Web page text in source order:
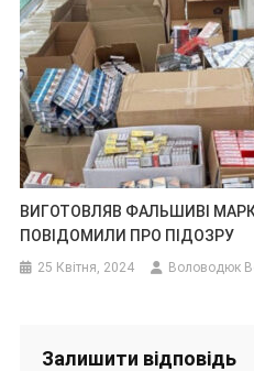
ВИГОТОВЛЯВ ФАЛЬШИВІ
ПОВІДОМИЛИ ПРО ПІДОЗРУ
25 Квітня, 2024 Воловодюк
Залишити відповідь